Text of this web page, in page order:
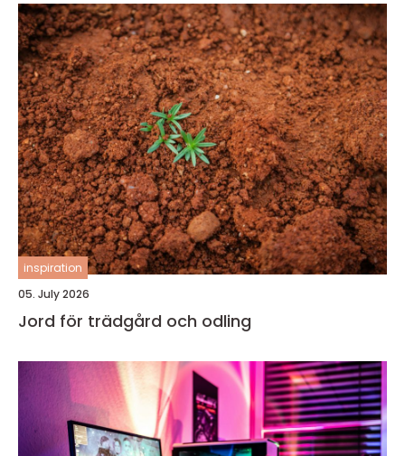
inspiration
05. July 2026
Jord för trädgård och odling